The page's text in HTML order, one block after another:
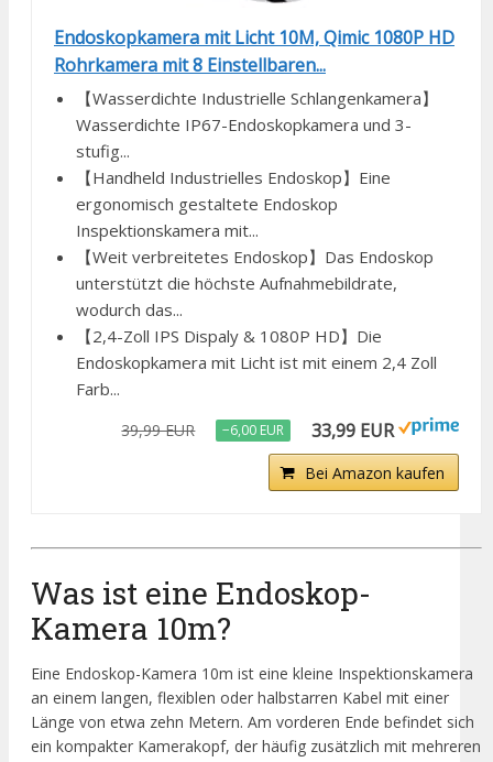
Endoskopkamera mit Licht 10M, Qimic 1080P HD
Rohrkamera mit 8 Einstellbaren...
【Wasserdichte Industrielle Schlangenkamera】
Wasserdichte IP67-Endoskopkamera und 3-
stufig...
【Handheld Industrielles Endoskop】Eine
ergonomisch gestaltete Endoskop
Inspektionskamera mit...
【Weit verbreitetes Endoskop】Das Endoskop
unterstützt die höchste Aufnahmebildrate,
wodurch das...
【2,4-Zoll IPS Dispaly & 1080P HD】Die
Endoskopkamera mit Licht ist mit einem 2,4 Zoll
Farb...
39,99 EUR −6,00 EUR 33,99 EUR
Bei Amazon kaufen
Was ist eine Endoskop-
Kamera 10m?
Eine Endoskop-Kamera 10m ist eine kleine Inspektionskamera
an einem langen, flexiblen oder halbstarren Kabel mit einer
Länge von etwa zehn Metern. Am vorderen Ende befindet sich
ein kompakter Kamerakopf, der häufig zusätzlich mit mehreren